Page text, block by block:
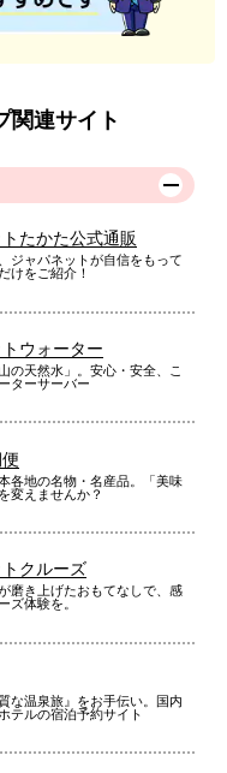
関連サイト
たかた公式通販
ジャパネットが自信をもって
けをご紹介！
ウォーター
の天然水」。安心・安全、こ
ターサーバー
各地の名物・名産品。「美味
変えませんか？
クルーズ
磨き上げたおもてなしで、感
ズ体験を。
な温泉旅』をお手伝い。国内
テルの宿泊予約サイト